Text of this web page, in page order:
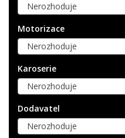
Nerozhoduje
Motorizace
Nerozhoduje
Karoserie
Nerozhoduje
Dodavatel
Nerozhoduje